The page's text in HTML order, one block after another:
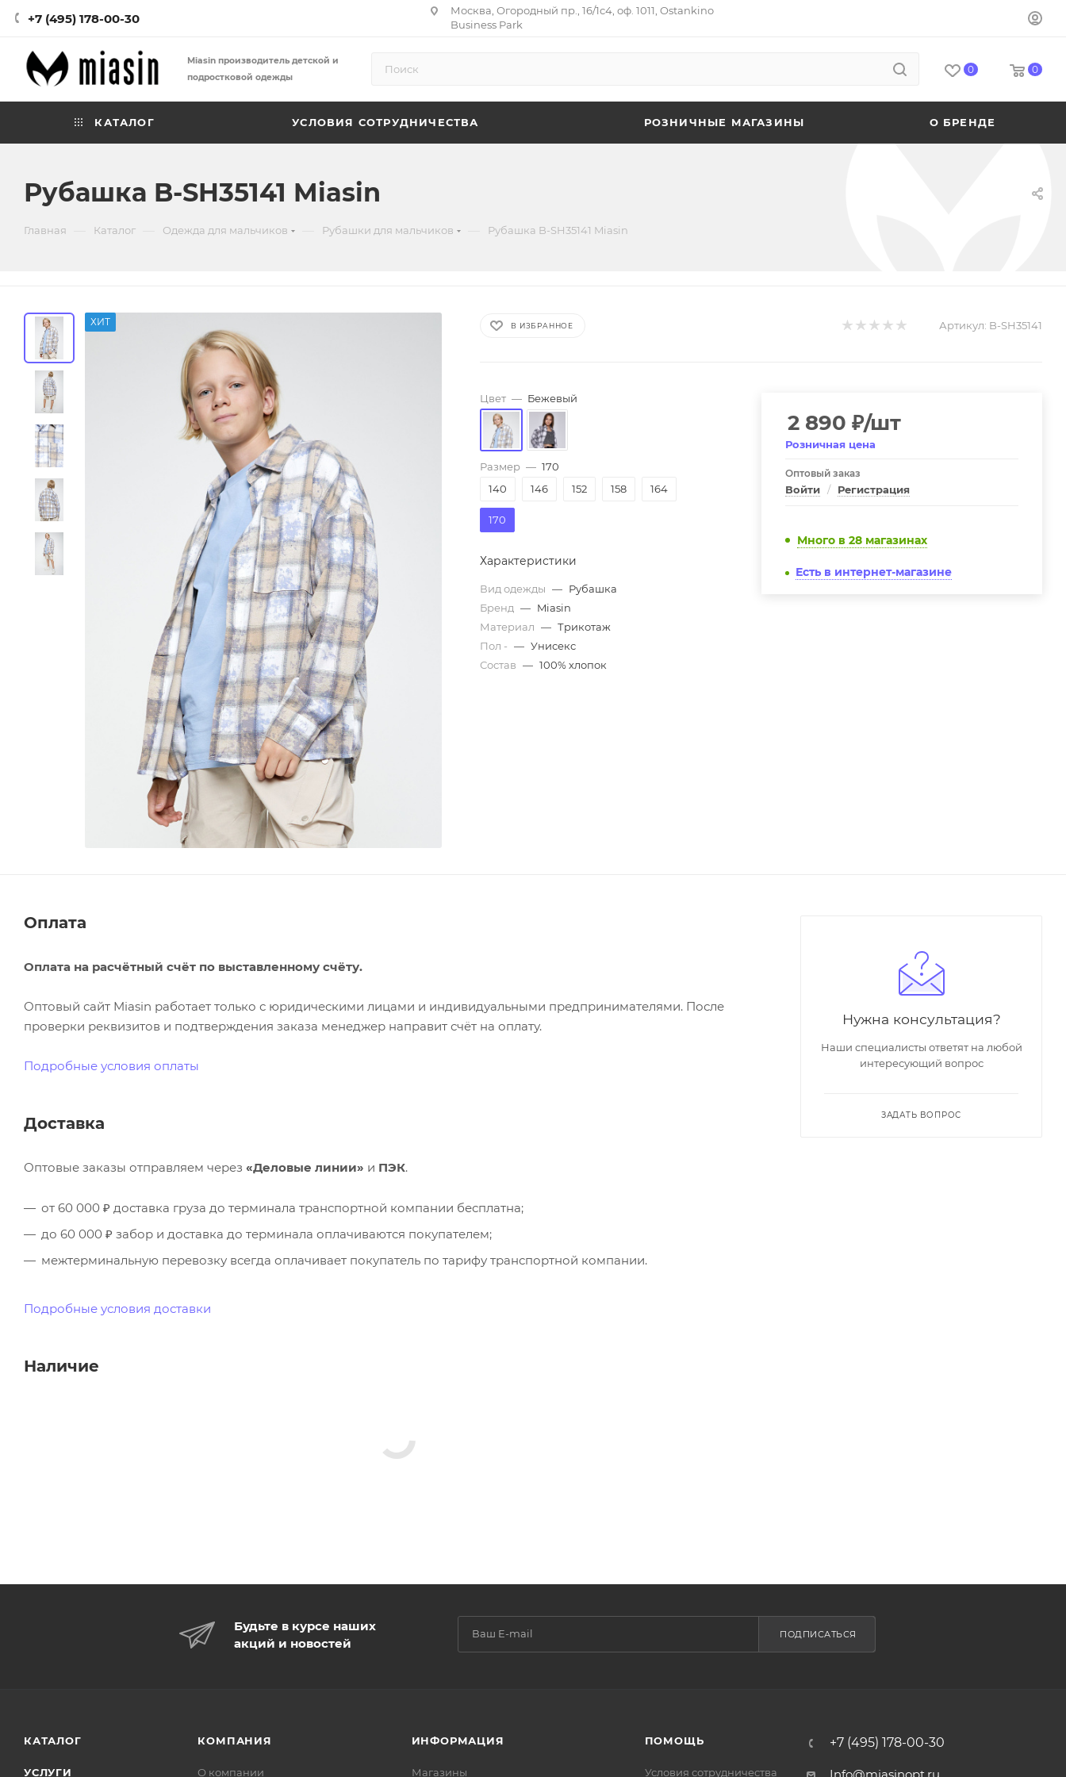
+7 (495) 178-00-30
Москва, Огородный пр., 16/1с4, оф. 1011, Ostankino
Business Park
Miasin производитель детской и
подростковой одежды
0 0
КАТАЛОГ УСЛОВИЯ СОТРУДНИЧЕСТВА РОЗНИЧНЫЕ МАГАЗИНЫ О БРЕНДЕ
Рубашка B-SH35141 Miasin
Главная Каталог Одежда для мальчиков Рубашки для мальчиков Рубашка B-SH35141 Miasin
ХИТ В ИЗБРАННОЕ Артикул: B-SH35141
Цвет — Бежевый
Размер — 170
140
146 152 158 164
170
Характеристики
Вид одежды — Рубашка
Бренд — Miasin
Материал — Трикотаж
Пол - — Унисекс
Состав — 100% хлопок
2 890 ₽/шт
Розничная цена
Оптовый заказ
Войти / Регистрация
Много в 28 магазинах
Есть в интернет-магазине
Оплата
Оплата на расчётный счёт по выставленному счёту.
Оптовый сайт Miasin работает только с юридическими лицами и индивидуальными предпринимателями. После
проверки реквизитов и подтверждения заказа менеджер направит счёт на оплату.
Подробные условия оплаты
Доставка
Оптовые заказы отправляем через «Деловые линии» и ПЭК.
от 60 000 ₽ доставка груза до терминала транспортной компании бесплатна;
до 60 000 ₽ забор и доставка до терминала оплачиваются покупателем;
межтерминальную перевозку всегда оплачивает покупатель по тарифу транспортной компании.
Подробные условия доставки
Наличие
Нужна консультация?
Наши специалисты ответят на любой
интересующий вопрос
ЗАДАТЬ ВОПРОС
Будьте в курсе наших
акций и новостей
ПОДПИСАТЬСЯ
КАТАЛОГ
УСЛУГИ
КОМПАНИЯ
О компании
ИНФОРМАЦИЯ
Магазины
ПОМОЩЬ
Условия сотрудничества
+7 (495) 178-00-30